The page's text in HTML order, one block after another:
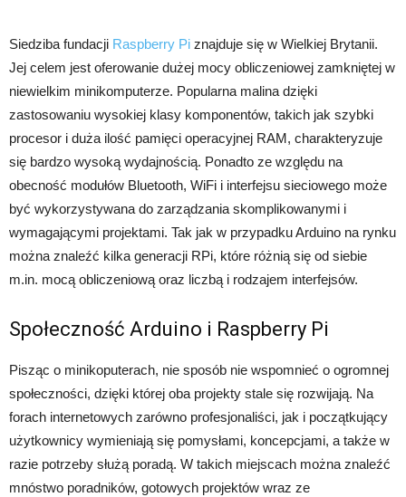
Siedziba fundacji Raspberry Pi znajduje się w Wielkiej Brytanii.
Jej celem jest oferowanie dużej mocy obliczeniowej zamkniętej w
niewielkim minikomputerze. Popularna malina dzięki
zastosowaniu wysokiej klasy komponentów, takich jak szybki
procesor i duża ilość pamięci operacyjnej RAM, charakteryzuje
się bardzo wysoką wydajnością. Ponadto ze względu na
obecność modułów Bluetooth, WiFi i interfejsu sieciowego może
być wykorzystywana do zarządzania skomplikowanymi i
wymagającymi projektami. Tak jak w przypadku Arduino na rynku
można znaleźć kilka generacji RPi, które różnią się od siebie
m.in. mocą obliczeniową oraz liczbą i rodzajem interfejsów.
Społeczność Arduino i Raspberry Pi
Pisząc o minikoputerach, nie sposób nie wspomnieć o ogromnej
społeczności, dzięki której oba projekty stale się rozwijają. Na
forach internetowych zarówno profesjonaliści, jak i początkujący
użytkownicy wymieniają się pomysłami, koncepcjami, a także w
razie potrzeby służą poradą. W takich miejscach można znaleźć
mnóstwo poradników, gotowych projektów wraz ze